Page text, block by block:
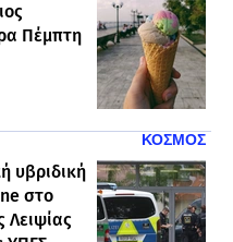
Πέμπτη
ΚΟΣΜΟΣ
υβριδική
στο
Λειψίας